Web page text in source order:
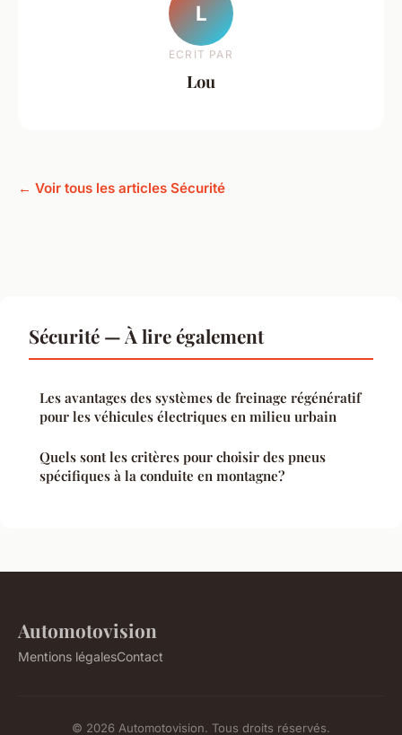
L
ECRIT PAR
Lou
← Voir tous les articles Sécurité
Sécurité — À lire également
Les avantages des systèmes de freinage régénératif
pour les véhicules électriques en milieu urbain
Quels sont les critères pour choisir des pneus
spécifiques à la conduite en montagne?
Automotovision
Mentions légalesContact
© 2026 Automotovision. Tous droits réservés.